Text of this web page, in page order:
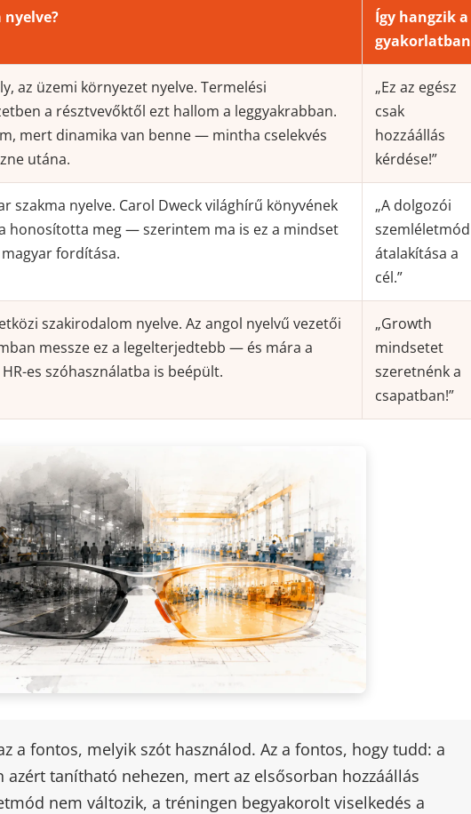
nyelve?
Így hangzik a
gyakorlatban
az üzemi környezet nyelve. Termelési
a résztvevőktől ezt hallom a leggyakrabban.
mert dinamika van benne — mintha cselekvés
utána.
„Ez az egész
csak
hozzáállás
kérdése!”
szakma nyelve. Carol Dweck világhírű könyvének
honosította meg — szerintem ma is ez a mindset
fordítása.
„A dolgozói
szemléletmód
átalakítása a
cél.”
szakirodalom nyelve. Az angol nyelvű vezetői
messze ez a legelterjedtebb — és mára a
es szóhasználatba is beépült.
„Growth
mindsetet
szeretnénk a
csapatban!”
a fontos, melyik szót használod. Az a fontos, hogy tudd: a
azért tanítható nehezen, mert az elsősorban hozzáállás
nem változik, a tréningen begyakorolt viselkedés a